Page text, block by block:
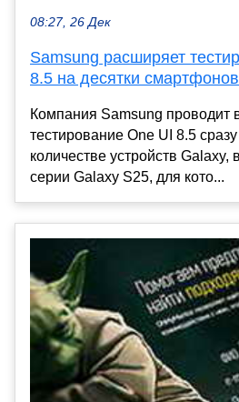
08:27, 26 Дек
Samsung расширяет
8.5 на десятки
Компания Samsung проводит
тестирование One UI 8.5
количестве устройств Galaxy,
серии Galaxy S25, для кото...